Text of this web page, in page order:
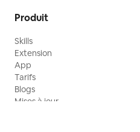
Produit
Skills
Extension
App
Tarifs
Blogs
Mises à jour